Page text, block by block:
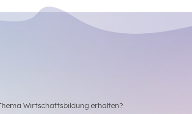
Wirtschaftsbildung erhalten?